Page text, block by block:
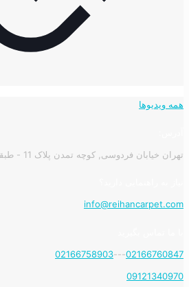
همه ویدیوها
تهران خیابان فردوسی, کوچه تمدن پلاک 11 - طبقه 2 - واحد8
info@reihancarpet.com
02166760847
---
02166758903
09121340970